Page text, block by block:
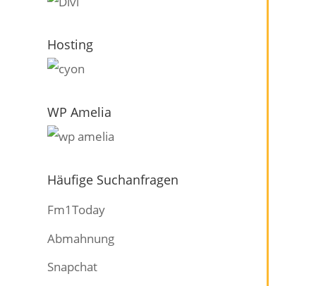
Hosting
WP Amelia
Häufige Suchanfragen
Fm1Today
Abmahnung
Snapchat